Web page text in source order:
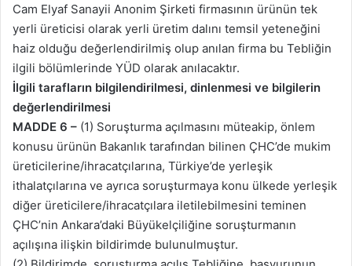
Cam Elyaf Sanayii Anonim Şirketi firmasının ürünün tek
yerli üreticisi olarak yerli üretim dalını temsil yeteneğini
haiz olduğu değerlendirilmiş olup anılan firma bu Tebliğin
ilgili bölümlerinde YÜD olarak anılacaktır.
İlgili tarafların bilgilendirilmesi, dinlenmesi ve bilgilerin
değerlendirilmesi
MADDE 6 – (1) Soruşturma açılmasını müteakip, önlem
konusu ürünün Bakanlık tarafından bilinen ÇHC’de mukim
üreticilerine/ihracatçılarına, Türkiye’de yerleşik
ithalatçılarına ve ayrıca soruşturmaya konu ülkede yerleşik
diğer üreticilere/ihracatçılara iletilebilmesini teminen
ÇHC’nin Ankara’daki Büyükelçiliğine soruşturmanın
açılışına ilişkin bildirimde bulunulmuştur.